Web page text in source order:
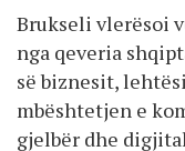
Brukseli vlerësoi
nga qeveria
së biznesit,
mbështetjen e
gjelbër dhe